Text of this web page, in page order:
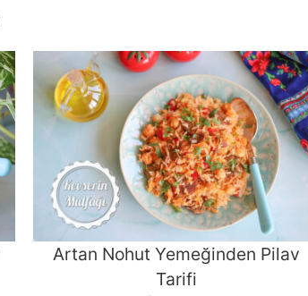
Artan Nohut Yemeğinden Pilav
Tarifi